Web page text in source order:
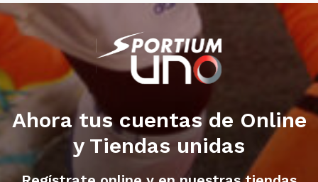
Ahora tus cuentas de Online
y Tiendas unidas